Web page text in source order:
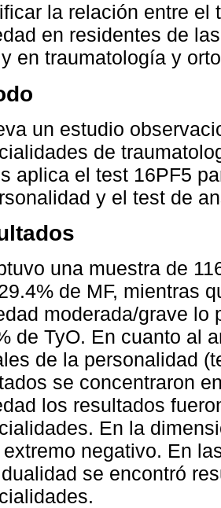
la relación entre
en residentes de
en traumatología y
un estudio
de
aplica el test 16PF5
y el test de
una muestra de
de MF, mientras
moderada/grave lo
de TyO. En cuanto al
de la personalidad
se concentraron
los resultados
En la
negativo. En
se encontró